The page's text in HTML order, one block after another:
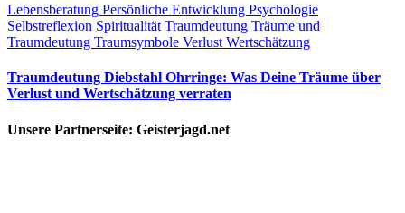
Lebensberatung Persönliche Entwicklung Psychologie
Selbstreflexion Spiritualität Traumdeutung Träume und
Traumdeutung Traumsymbole Verlust Wertschätzung
Traumdeutung Diebstahl Ohrringe: Was Deine Träume über
Verlust und Wertschätzung verraten
Unsere Partnerseite: Geisterjagd.net